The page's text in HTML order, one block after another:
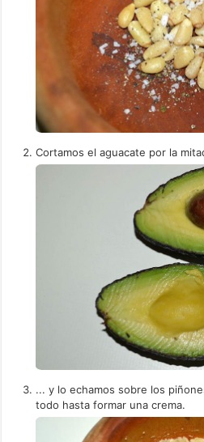
Cortamos el aguacate por la
... y lo echamos sobre los
todo hasta formar una crema.